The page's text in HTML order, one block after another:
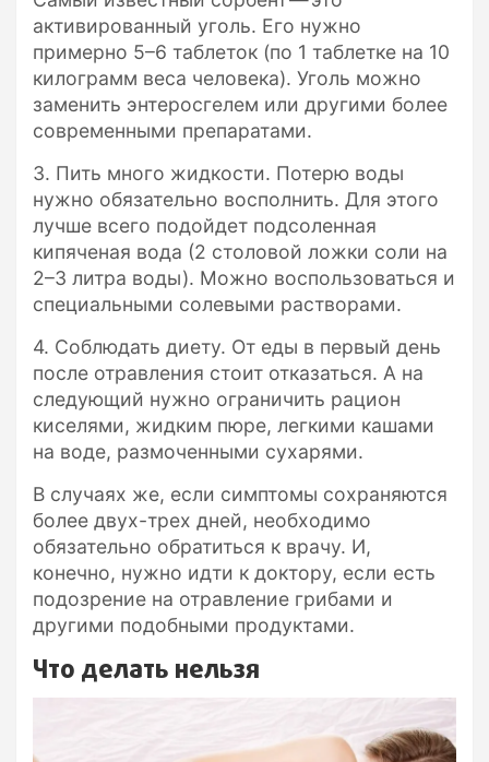
активированный уголь. Его нужно
примерно 5–6 таблеток (по 1 таблетке на 10
килограмм веса человека). Уголь можно
заменить энтеросгелем или другими более
современными препаратами.
3. Пить много жидкости. Потерю воды
нужно обязательно восполнить. Для этого
лучше всего подойдет подсоленная
кипяченая вода (2 столовой ложки соли на
2–3 литра воды). Можно воспользоваться и
специальными солевыми растворами.
4. Соблюдать диету. От еды в первый день
после отравления стоит отказаться. А на
следующий нужно ограничить рацион
киселями, жидким пюре, легкими кашами
на воде, размоченными сухарями.
В случаях же, если симптомы сохраняются
более двух-трех дней, необходимо
обязательно обратиться к врачу. И,
конечно, нужно идти к доктору, если есть
подозрение на отравление грибами и
другими подобными продуктами.
Что делать нельзя